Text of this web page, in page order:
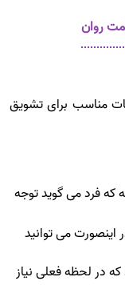
مناسب برای تشویق
که فرد می گوید توجه
اینصورت می توانید
در لحظه فعلی نیاز